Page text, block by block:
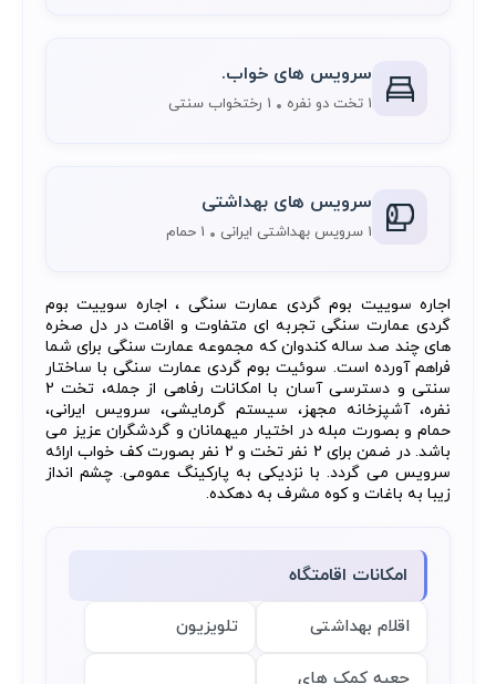
سرویس های خواب.
1 تخت دو نفره 1 رختخواب سنتی
سرویس های بهداشتی
1 سرویس بهداشتی ایرانی 1 حمام
اجاره سوییت بوم گردی عمارت سنگی ، اجاره سوییت بوم
گردی عمارت سنگی تجربه ای متفاوت و اقامت در دل صخره
های چند صد ساله کندوان که مجموعه عمارت سنگی برای شما
فراهم آورده است. سوئیت بوم گردی عمارت سنگی با ساختار
سنتی و دسترسی آسان با امکانات رفاهی از جمله، تخت 2
نفره، آشپزخانه مجهز، سیستم گرمایشی، سرویس ایرانی،
حمام و بصورت مبله در اختیار میهمانان و گردشگران عزیز می
باشد. در ضمن برای 2 نفر تخت و 2 نفر بصورت کف خواب ارائه
سرویس می گردد. با نزدیکی به پارکینگ عمومی. چشم انداز
زیبا به باغات و کوه مشرف به دهکده.
امکانات اقامتگاه
اقلام بهداشتی تلویزیون
جعبه کمک های